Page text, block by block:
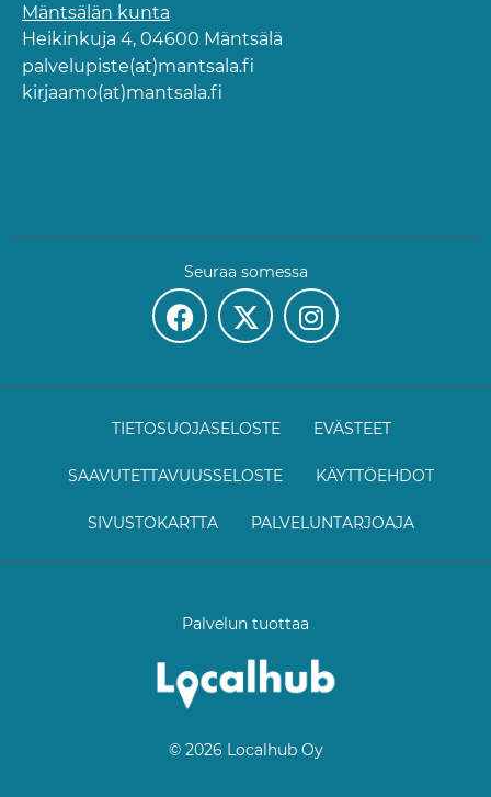
Mäntsälän kunta
Heikinkuja 4, 04600 Mäntsälä
palvelupiste(at)mantsala.fi
kirjaamo(at)mantsala.fi
Seuraa somessa
TIETOSUOJASELOSTE EVÄSTEET
SAAVUTETTAVUUSSELOSTE KÄYTTÖEHDOT
SIVUSTOKARTTA PALVELUNTARJOAJA
Palvelun tuottaa
© 2026 Localhub Oy